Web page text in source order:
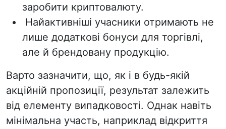
заробити криптовалюту.
Найактивніші учасники отримають не
лише додаткові бонуси для торгівлі,
але й брендовану продукцію.
Варто зазначити, що, як і в будь-якій
акційній пропозиції, результат залежить
від елементу випадковості. Однак навіть
мінімальна участь, наприклад відкриття